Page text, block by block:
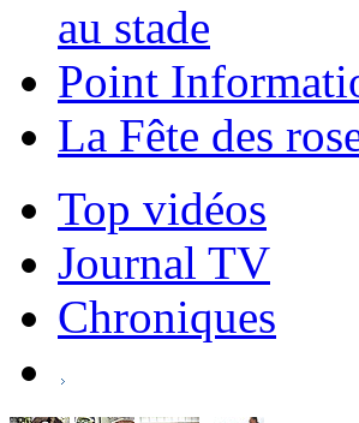
au stade
Point
La Fête des
Top vidéos
Journal TV
Chroniques